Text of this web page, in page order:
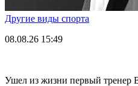
Другие виды спорта
08.08.26 15:49
Ушел из жизни первый тренер